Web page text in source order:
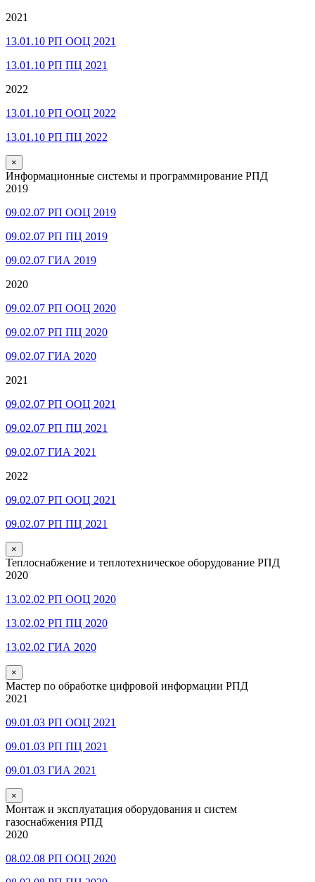
2021
13.01.10 РП ООЦ 2021
13.01.10 РП ПЦ 2021
2022
13.01.10 РП ООЦ 2022
13.01.10 РП ПЦ 2022
×
Информационные системы и программирование РПД
2019
09.02.07 РП ООЦ 2019
09.02.07 РП ПЦ 2019
09.02.07 ГИА 2019
2020
09.02.07 РП ООЦ 2020
09.02.07 РП ПЦ 2020
09.02.07 ГИА 2020
2021
09.02.07 РП ООЦ 2021
09.02.07 РП ПЦ 2021
09.02.07 ГИА 2021
2022
09.02.07 РП ООЦ 2021
09.02.07 РП ПЦ 2021
×
Теплоснабжение и теплотехническое оборудование РПД
2020
13.02.02 РП ООЦ 2020
13.02.02 РП ПЦ 2020
13.02.02 ГИА 2020
×
Мастер по обработке цифровой информации РПД
2021
09.01.03 РП ООЦ 2021
09.01.03 РП ПЦ 2021
09.01.03 ГИА 2021
×
Монтаж и эксплуатация оборудования и систем
газоснабжения РПД
2020
08.02.08 РП ООЦ 2020